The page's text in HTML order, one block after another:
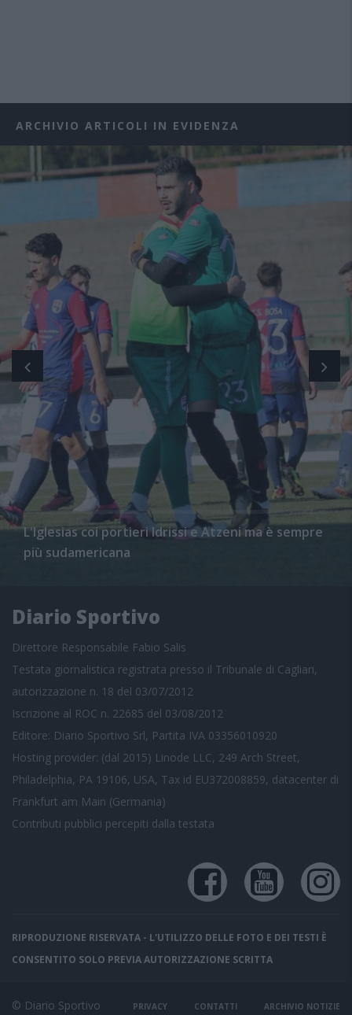
ARCHIVIO ARTICOLI IN EVIDENZA
L'Iglesias coi portieri Idrissi e Atzeni ma è sempre
più sudamericana
Diario Sportivo
Direttore Responsabile Fabio Salis
Testata giornalistica registrata presso il Tribunale di Cagliari,
autorizzazione n. 18 del 03/07/2012
Iscrizione al ROC n. 22685 del 03/08/2012
Editore: Diario Sportivo Srl, Partita IVA 03356010920
Hosting provider: (dal 2015) Linode LLC, 249 Arch Street,
Philadelphia, PA 19106, USA, Tax id EU372008859, datacenter di
Frankfurt am Main (Germania)
Contributi pubblici percepiti dalla testata
RIPRODUZIONE RISERVATA - L'UTILIZZO DELLE FOTO E DEI TESTI È
CONSENTITO SOLO PREVIA AUTORIZZAZIONE SCRITTA
© Diario Sportivo PRIVACY CONTATTI ARCHIVIO NOTIZIE